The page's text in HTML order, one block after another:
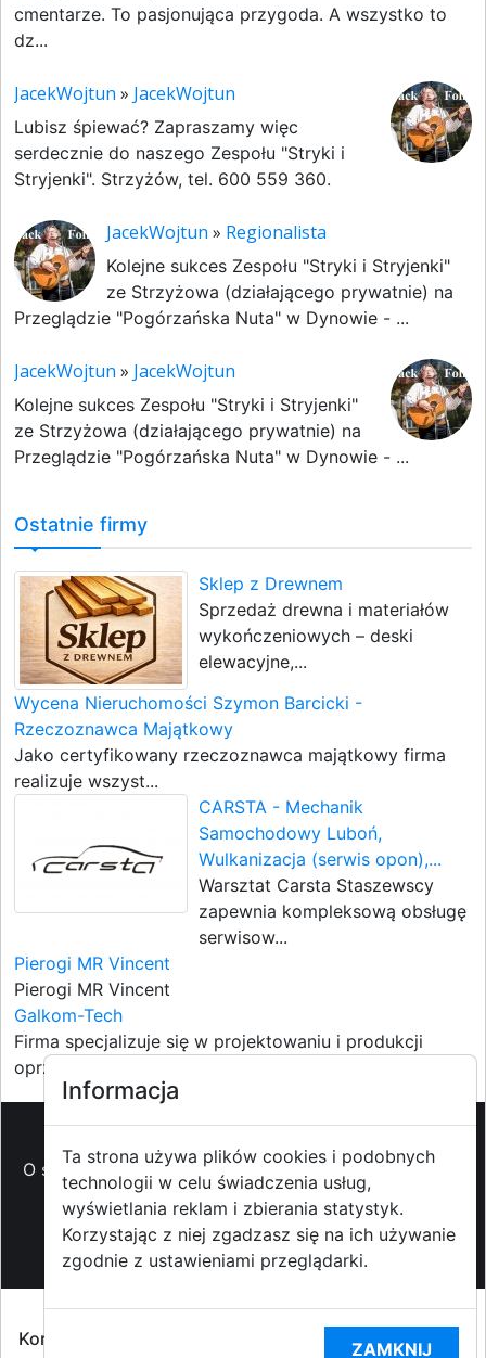
cmentarze. To pasjonująca przygoda. A wszystko to
dz...
JacekWojtun » JacekWojtun
Lubisz śpiewać? Zapraszamy więc
serdecznie do naszego Zespołu "Stryki i
Stryjenki". Strzyżów, tel. 600 559 360.
JacekWojtun » Regionalista
Kolejne sukces Zespołu "Stryki i Stryjenki"
ze Strzyżowa (działającego prywatnie) na
Przeglądzie "Pogórzańska Nuta" w Dynowie - ...
JacekWojtun » JacekWojtun
Kolejne sukces Zespołu "Stryki i Stryjenki"
ze Strzyżowa (działającego prywatnie) na
Przeglądzie "Pogórzańska Nuta" w Dynowie - ...
Ostatnie firmy
Sklep z Drewnem
Sprzedaż drewna i materiałów
wykończeniowych – deski
elewacyjne,...
Wycena Nieruchomości Szymon Barcicki -
Rzeczoznawca Majątkowy
Jako certyfikowany rzeczoznawca majątkowy firma
realizuje wszyst...
CARSTA - Mechanik
Samochodowy Luboń,
Wulkanizacja (serwis opon),...
Warsztat Carsta Staszewscy
zapewnia kompleksową obsługę
serwisow...
Pierogi MR Vincent
Pierogi MR Vincent
Galkom-Tech
Firma specjalizuje się w projektowaniu i produkcji
oprzyrządowan...
O strzyzowiak.pl-Reklama-Pomoc (FAQ)-Patronat
medialny - Prawa autorskie- Redakcja i
kontakt -Współpraca z mediami
Copyright ©2009-2014 strzyzowiak.pl,
Korzystanie z Portalu oznacza akceptacjąRegulaminu
Informacja
Ta strona używa plików cookies i podobnych
technologii w celu świadczenia usług,
wyświetlania reklam i zbierania statystyk.
Korzystając z niej zgadzasz się na ich używanie
zgodnie z ustawieniami przeglądarki.
ZAMKNIJ